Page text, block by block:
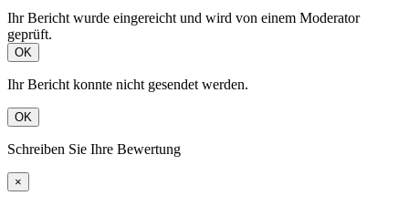
Ihr Bericht wurde eingereicht und wird von einem Moderator
geprüft.
OK
Ihr Bericht konnte nicht gesendet werden.
OK
Schreiben Sie Ihre Bewertung
×